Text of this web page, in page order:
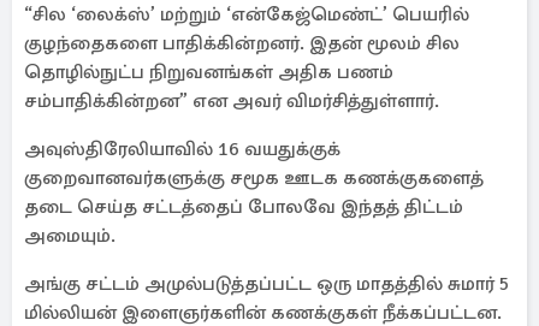
“சில ‘லைக்ஸ்’ மற்றும் ‘என்கேஜ்மெண்ட்’ பெயரில்
குழந்தைகளை பாதிக்கின்றனர். இதன் மூலம் சில
தொழில்நுட்ப நிறுவனங்கள் அதிக பணம்
சம்பாதிக்கின்றன” என அவர் விமர்சித்துள்ளார்.
அவுஸ்திரேலியாவில் 16 வயதுக்குக்
குறைவானவர்களுக்கு சமூக ஊடக கணக்குகளைத்
தடை செய்த சட்டத்தைப் போலவே இந்தத் திட்டம்
அமையும்.
அங்கு சட்டம் அமுல்படுத்தப்பட்ட ஒரு மாதத்தில் சுமார் 5
மில்லியன் இளைஞர்களின் கணக்குகள் நீக்கப்பட்டன.